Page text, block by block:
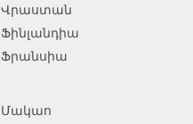
Վրաստան
Ֆինլանդիա
Ֆրանսիա
Մակաո